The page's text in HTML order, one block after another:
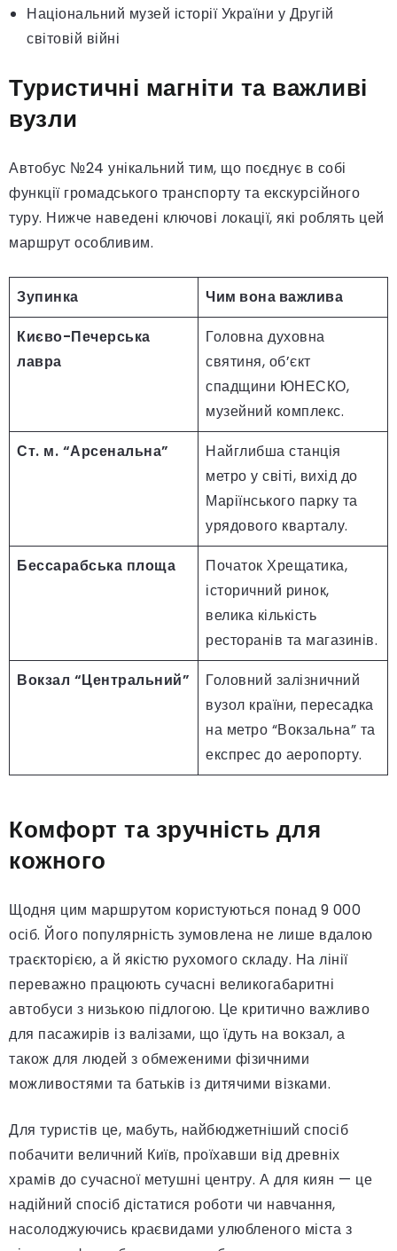
Національний музей історії України у Другій
світовій війні
Туристичні магніти та важливі
вузли
Автобус №24 унікальний тим, що поєднує в собі
функції громадського транспорту та екскурсійного
туру. Нижче наведені ключові локації, які роблять цей
маршрут особливим.
Зупинка
Чим вона важлива
Києво-Печерська
лавра
Головна духовна
святиня, об’єкт
спадщини ЮНЕСКО,
музейний комплекс.
Ст. м. “Арсенальна”
Найглибша станція
метро у світі, вихід до
Маріїнського парку та
урядового кварталу.
Бессарабська площа
Початок Хрещатика,
історичний ринок,
велика кількість
ресторанів та магазинів.
Вокзал “Центральний”
Головний залізничний
вузол країни, пересадка
на метро “Вокзальна” та
експрес до аеропорту.
Комфорт та зручність для
кожного
Щодня цим маршрутом користуються понад 9 000
осіб. Його популярність зумовлена не лише вдалою
траєкторією, а й якістю рухомого складу. На лінії
переважно працюють сучасні великогабаритні
автобуси з низькою підлогою. Це критично важливо
для пасажирів із валізами, що їдуть на вокзал, а
також для людей з обмеженими фізичними
можливостями та батьків із дитячими візками.
Для туристів це, мабуть, найбюджетніший спосіб
побачити величний Київ, проїхавши від древніх
храмів до сучасної метушні центру. А для киян — це
надійний спосіб дістатися роботи чи навчання,
насолоджуючись краєвидами улюбленого міста з